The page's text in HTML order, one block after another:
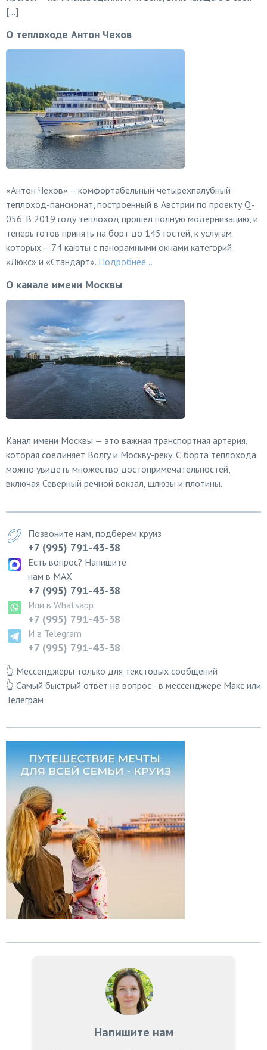
[…]
О теплоходе Антон Чехов
«Антон Чехов» – комфортабельный четырехпалубный
теплоход-пансионат, построенный в Австрии по проекту Q-
056. В 2019 году теплоход прошел полную модернизацию, и
теперь готов принять на борт до 145 гостей, к услугам
которых – 74 каюты с панорамными окнами категорий
«Люкс» и «Стандарт». Подробнее...
О канале имени Москвы
Канал имени Москвы — это важная транспортная артерия,
которая соединяет Волгу и Москву-реку. С борта теплохода
можно увидеть множество достопримечательностей,
включая Северный речной вокзал, шлюзы и плотины.
Позвоните нам, подберем круиз
+7 (995) 791-43-38
Есть вопрос? Напишите
нам в MAX
+7 (995) 791-43-38
Или в Whatsapp
+7 (995) 791-43-38
И в Telegram
+7 (995) 791-43-38
👆 Мессенджеры только для текстовых сообщений
👆 Самый быстрый ответ на вопрос - в мессенджере Макс или
Телеграм
Напишите нам